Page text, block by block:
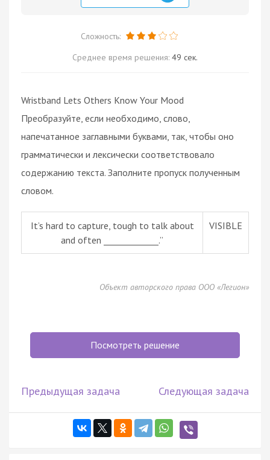
Сложность:
Среднее время решения: 49 сек.
Wristband Lets Others Know Your Mood
Преобразуйте, если необходимо, слово,
напечатанное заглавными буквами, так, чтобы оно
грамматически и лексически соответствовало
содержанию текста. Заполните пропуск полученным
словом.
It’s hard to capture, tough to talk about
and often _____________.”
VISIBLE
Объект авторского права ООО «Легион»
Посмотреть решение
Предыдущая задача Следующая задача